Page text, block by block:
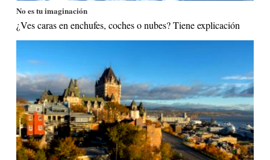
No es tu imaginación
¿Ves caras en enchufes, coches o nubes? Tiene explicación